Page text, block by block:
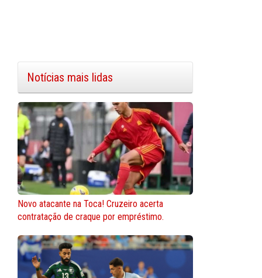
Notícias mais lidas
Novo atacante na Toca! Cruzeiro acerta
contratação de craque por empréstimo.